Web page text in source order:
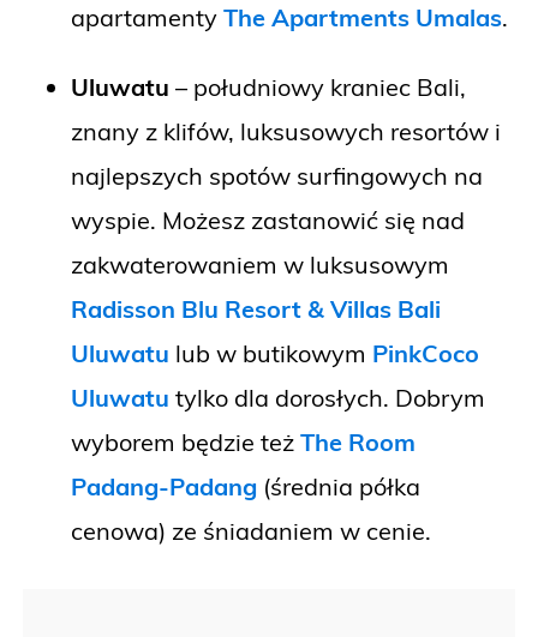
apartamenty The Apartments Umalas.
Uluwatu – południowy kraniec Bali,
znany z klifów, luksusowych resortów i
najlepszych spotów surfingowych na
wyspie. Możesz zastanowić się nad
zakwaterowaniem w luksusowym
Radisson Blu Resort & Villas Bali
Uluwatu lub w butikowym PinkCoco
Uluwatu tylko dla dorosłych. Dobrym
wyborem będzie też The Room
Padang-Padang (średnia półka
cenowa) ze śniadaniem w cenie.